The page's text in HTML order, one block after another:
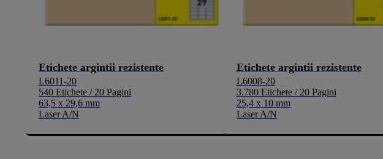
Etichete argintii rezistente
L6011-20
540 Etichete / 20 Pagini
63,5 x 29,6 mm
Laser A/N
Etichete argintii rezistente
L6008-20
3.780 Etichete / 20 Pagini
25,4 x 10 mm
Laser A/N